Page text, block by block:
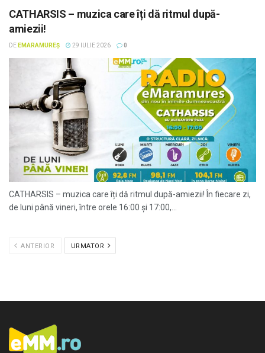
CATHARSIS – muzica care îți dă ritmul după-
amiezii!
DE EMARAMUREȘ 29 IULIE 2026 0
CATHARSIS – muzica care îți dă ritmul după-amiezii! În fiecare zi,
de luni până vineri, între orele 16:00 și 17:00,...
ANTERIOR URMATOR